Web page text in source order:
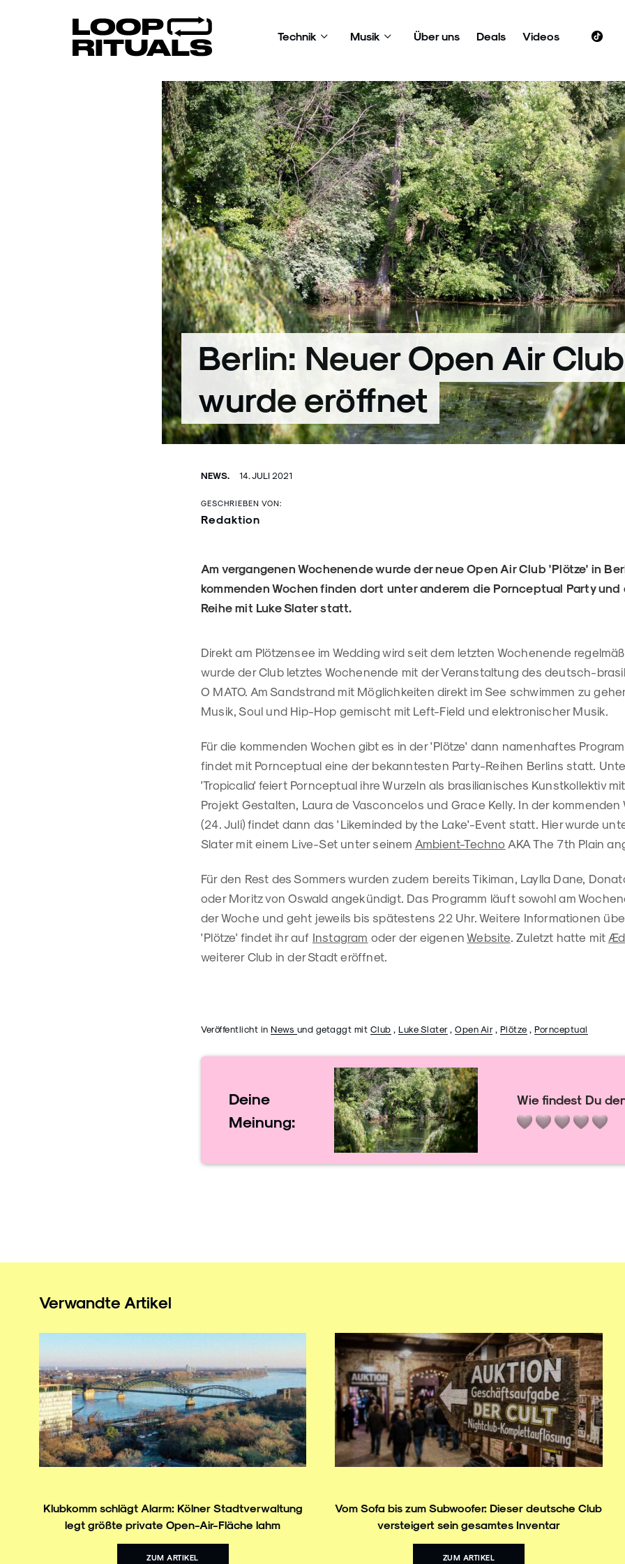
Technik Musik Über uns Deals Videos
Berlin: Neuer Open Air
wurde eröffnet
NEWS. 14. JULI 2021
GESCHRIEBEN VON:
Redaktion
Am vergangenen Wochenende wurde der neue Open Air Club 'Plötze' in
kommenden Wochen finden dort unter anderem die Pornceptual Party
Reihe mit Luke Slater statt.
Direkt am Plötzensee im Wedding wird seit dem letzten Wochenende
wurde der Club letztes Wochenende mit der Veranstaltung des deutsch-
O MATO. Am Sandstrand mit Möglichkeiten direkt im See schwimmen zu
Musik, Soul und Hip-Hop gemischt mit Left-Field und elektronischer Musik.
Für die kommenden Wochen gibt es in der 'Plötze' dann namenhaftes
findet mit Pornceptual eine der bekanntesten Party-Reihen Berlins statt.
'Tropicalia' feiert Pornceptual ihre Wurzeln als brasilianisches Kunstkollektiv
Projekt Gestalten, Laura de Vasconcelos und Grace Kelly. In der kommenden
(24. Juli) findet dann das 'Likeminded by the Lake'-Event statt. Hier wurde
Slater mit einem Live-Set unter seinem Ambient-Techno AKA The 7th Plain
Für den Rest des Sommers wurden zudem bereits Tikiman, Laylla Dane,
oder Moritz von Oswald angekündigt. Das Programm läuft sowohl am
der Woche und geht jeweils bis spätestens 22 Uhr. Weitere Informationen
'Plötze' findet ihr auf Instagram oder der eigenenWebsite. Zuletzt hatte mit
weiterer Club in der Stadt eröffnet.
Veröffentlicht in News und getaggt mit Club , Luke Slater, Open Air, Plötze , Pornceptual
Deine
Meinung:
Wie findest Du
Verwandte Artikel
Klubkomm schlägt Alarm: Kölner Stadtverwaltung
legt größte private Open-Air-Fläche lahm
ZUM ARTIKEL
Vom Sofa bis zum Subwoofer: Dieser deutsche Club
versteigert sein gesamtes Inventar
ZUM ARTIKEL